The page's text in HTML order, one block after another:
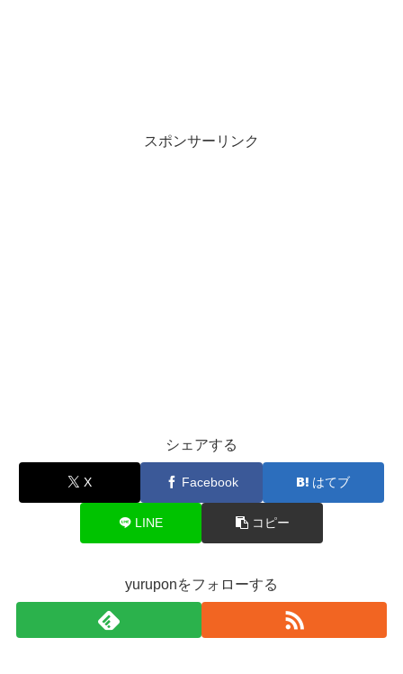
スポンサーリンク
シェアする
X Facebook はてブ
LINE コピー
yuruponをフォローする